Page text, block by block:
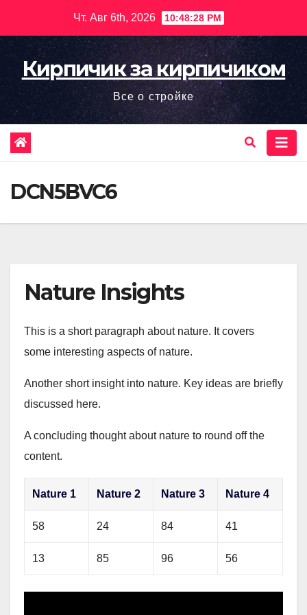
содержимому
Чт. Авг 6th, 2026 10:48:29 PM
Кирпичик за кирпичиком
Все о стройке
DCN5BVC6
Nature Insights
This is a short paragraph about nature. It covers
some interesting aspects of nature.
Another short insight into nature. Key ideas are briefly
discussed here.
A concluding thought about nature to round off the
content.
Nature 1 Nature 2 Nature 3 Nature 4
58 24 84 41
13 85 96 56